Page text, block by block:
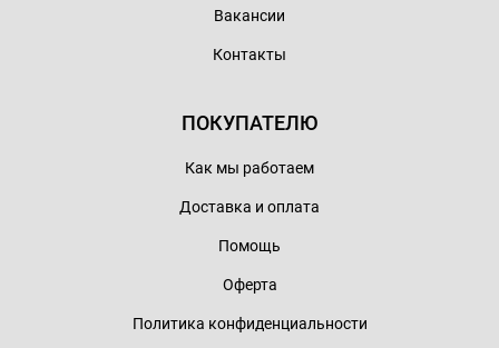
Вакансии
Контакты
ПОКУПАТЕЛЮ
Как мы работаем
Доставка и оплата
Помощь
Оферта
Политика конфиденциальности